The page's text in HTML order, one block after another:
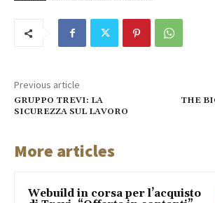
Previous article
GRUPPO TREVI: LA
SICUREZZA SUL LAVORO
THE
More articles
Webuild in corsa per l’acquisto